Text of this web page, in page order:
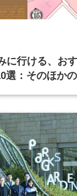
に行ける、お
選：そのほか